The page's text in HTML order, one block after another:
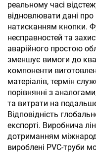
реальному часі
відновлювати дані
натисканням кнопки.
несправностей та
аварійного простою
зменшує вимоги до
компоненти
матеріалів, термін
порівнянні з
та витрати на
Відповідність
експорті. Виробнича
дотриманням
вироблені PVC-труби